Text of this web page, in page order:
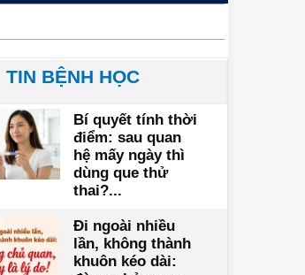
TIN BỆNH HỌC
Bí quyết tính thời
điểm: sau quan
hệ mấy ngày thì
dùng que thử
thai?...
Đi ngoài nhiều
lần, không thành
khuôn kéo dài: